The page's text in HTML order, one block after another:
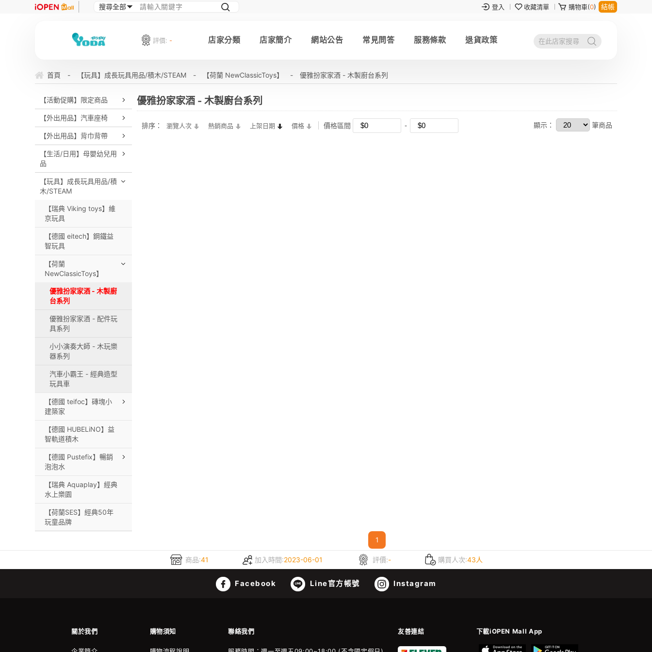
登入 收藏清單 購物車(0) 結帳
評價: - 店家分類 店家簡介 網站公告 常見問答 服務條款 退貨政策
首頁 - 【玩具】成長玩具用品/積木/STEAM - 【荷蘭 NewClassicToys】 - 優雅扮家家酒 - 木製廚台系列
【活動促購】限定商品
【外出用品】汽車座椅
【外出用品】背巾背帶
【生活/日用】母嬰幼兒用
品
【玩具】成長玩具用品/積
木/STEAM
【瑞典 Viking toys】維
京玩具
【德國 eitech】鋼鐵益
智玩具
【荷蘭
NewClassicToys】
優雅扮家家酒 - 木製廚
台系列
優雅扮家家酒 - 配件玩
具系列
小小演奏大師 - 木玩樂
器系列
汽車小霸王 - 經典造型
玩具車
【德國 teifoc】磚塊小
建築家
【德國 HUBELiNO】益
智軌道積木
【德國 Pustefix】暢銷
泡泡水
【瑞典 Aquaplay】經典
水上樂園
【荷蘭SES】經典50年
玩童品牌
優雅扮家家酒 - 木製廚台系列
排序： 瀏覽人次 熱銷商品 上架日期 價格 價格區間 顯示： 筆商品
1
商品:41 加入時間:2023-06-01 評價:- 購買人次:43人
Facebook Line官方帳號 Instagram
關於我們 購物須知 聯絡我們 友善連結 下載iOPEN Mall App